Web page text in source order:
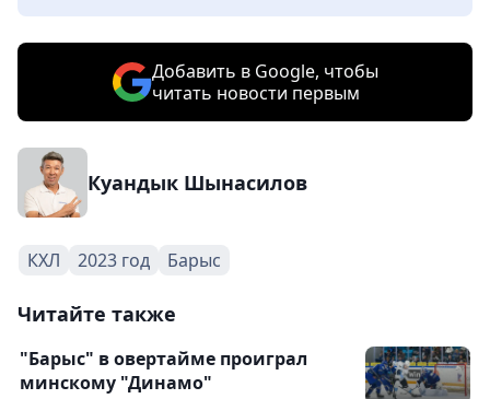
Добавить в Google, чтобы
читать новости первым
Куандык Шынасилов
КХЛ 2023 год Барыс
Читайте также
"Барыс" в овертайме проиграл
минскому "Динамо"